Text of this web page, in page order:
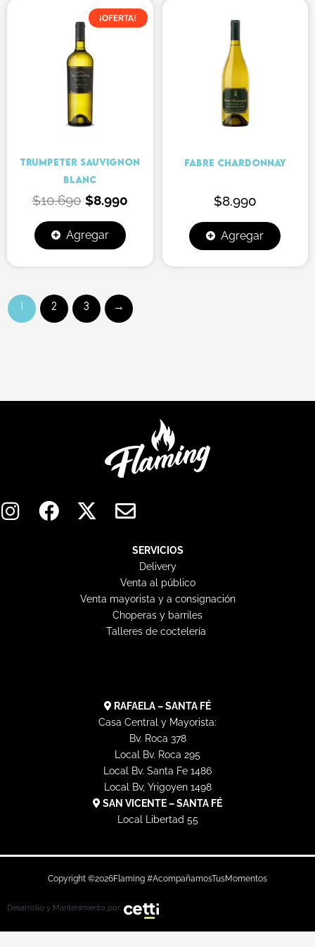
¡OFERTA!
TRUMPETER SAUVIGNON
BLANC
$10.690
El
precio
original
era:
$10.690.
$8.990
El
precio
Agregar
FABRE CHARDONNAY
$8.990
Agregar
1 2 3 →
n
a
-
t
n
e
l
o
p
e
SERVICIOS
Delivery
Venta al público
Venta mayorista y a consignación
Choperas y barriles
Talleres de coctelería
RAFAELA – SANTA FÉ
Casa Central y Mayorista:
Bv. Roca 378
Local Bv. Roca 295
Local Bv. Santa Fe 1486
Local Bv, Yrigoyen 1498
SAN VICENTE – SANTA FÉ
Local Libertad 55
Copyright ©2026Flaming #AcompañamosTusMomentos
Desarrollo y Mantenimiento por: